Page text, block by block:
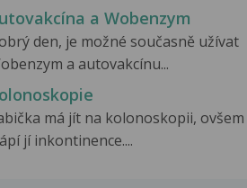
a Wobenzym
den, je možné současně užívat
a autovakcínu...
má jít na kolonoskopii, ovšem
jí inkontinence....